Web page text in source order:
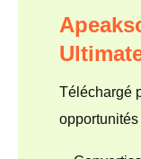
Téléchargé
opportunités